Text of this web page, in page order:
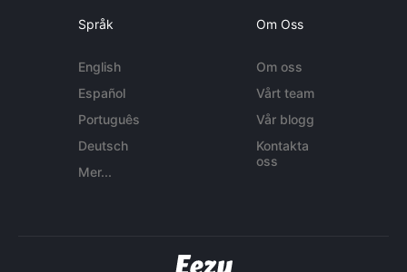
Språk
English
Español
Português
Deutsch
Mer...
Om Oss
Om oss
Vårt team
Vår blogg
Kontakta
oss